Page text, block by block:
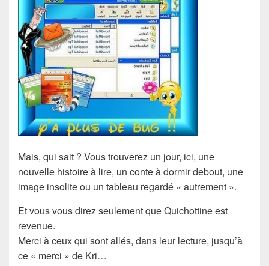
Mais, qui sait ? Vous trouverez un jour, ici, une
nouvelle histoire à lire, un conte à dormir debout, une
image insolite ou un tableau regardé « autrement ».
Et vous vous direz seulement que Quichottine est
revenue.
Merci à ceux qui sont allés, dans leur lecture, jusqu’à
ce « merci » de Kri…